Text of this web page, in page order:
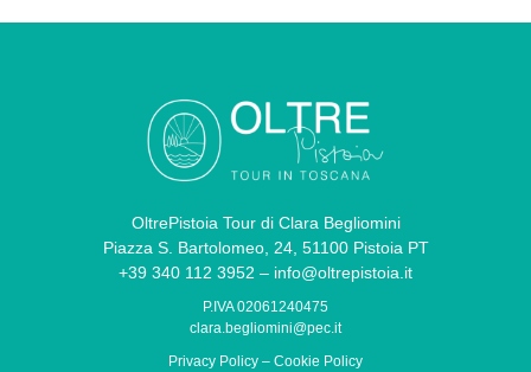
OltrePistoia Tour di Clara Begliomini
Piazza S. Bartolomeo, 24, 51100 Pistoia PT
+39 340 112 3952 – info@oltrepistoia.it
P.IVA 02061240475
clara.begliomini@pec.it
Privacy Policy – Cookie Policy